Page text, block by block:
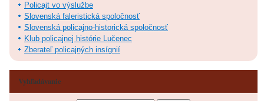
Policajt vo výslužbe
Slovenská faleristická spoločnosť
Slovenská policajno-historická spoločnosť
Klub policajnej histórie Lučenec
Zberateľ policajných insígnií
Vyhľadávanie